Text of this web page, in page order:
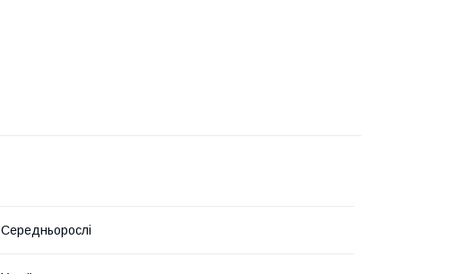
Середньорослі